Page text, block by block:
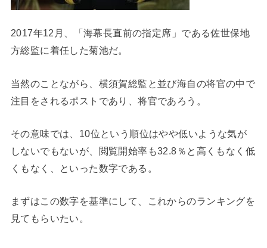
2017年12月、「海幕長直前の指定席」である佐世保地
方総監に着任した菊池だ。
当然のことながら、横須賀総監と並び海自の将官の中で
注目をされるポストであり、将官であろう。
その意味では、10位という順位はやや低いような気が
しないでもないが、閲覧開始率も32.8％と高くもなく低
くもなく、といった数字である。
まずはこの数字を基準にして、これからのランキングを
見てもらいたい。